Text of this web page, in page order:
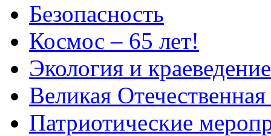
Безопасность
Космос – 65 лет!
Экология и краеведение
Великая
Патриотические